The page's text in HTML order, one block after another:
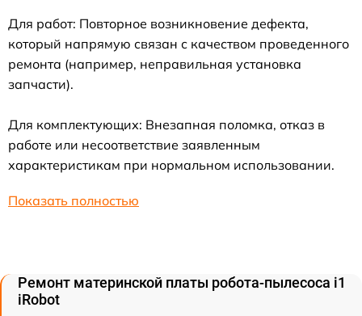
Для работ: Повторное возникновение дефекта,
который напрямую связан с качеством проведенного
ремонта (например, неправильная установка
запчасти).
Для комплектующих: Внезапная поломка, отказ в
работе или несоответствие заявленным
характеристикам при нормальном использовании.
Показать полностью
Ремонт материнской платы робота-пылесоса i1
iRobot